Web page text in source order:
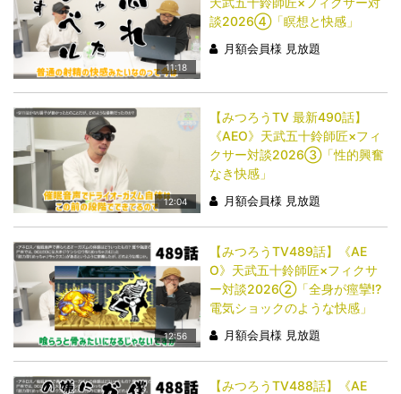
11:18
談2026④「瞑想と快感」
月額会員様 見放題
12:04
【みつろうTV 最新490話】
《AEO》天武五十鈴師匠×フィ
クサー対談2026③「性的興奮
なき快感」
月額会員様 見放題
12:56
【みつろうTV489話】《AE
O》天武五十鈴師匠×フィクサ
ー対談2026②「全身が痙攣!?
電気ショックのような快感」
月額会員様 見放題
【みつろうTV488話】《AE